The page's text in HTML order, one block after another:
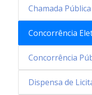
Chamada Pública
Concorrência
Concorrência
Dispensa de